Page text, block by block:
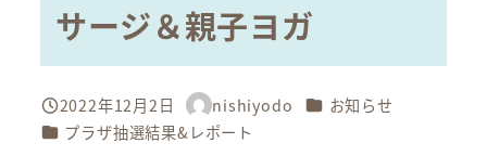
サージ＆親子ヨガ
投稿日
2022年12月2日
著
者
nishiyodo カテゴリー
お知らせ
カテゴリー
プラザ抽選結果&レポート